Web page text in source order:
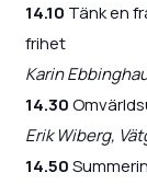
14.10 Tänk en
frihet
Karin
14.30
Erik Wiberg,
14.50